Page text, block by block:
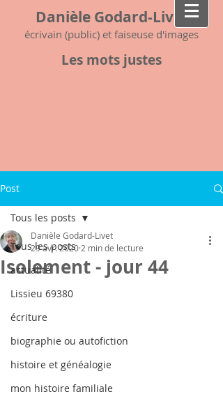
Danièle Godard-Livet
écrivain (public) et faiseuse d'images
Les mots justes
Post
Tous les posts
actualité
Lissieu 69380
écriture
biographie ou autofiction
histoire et généalogie
mon histoire familiale
Tous les posts
Isolement - jour 44
Danièle Godard-Livet
29 avr. 2020 2 min de lecture